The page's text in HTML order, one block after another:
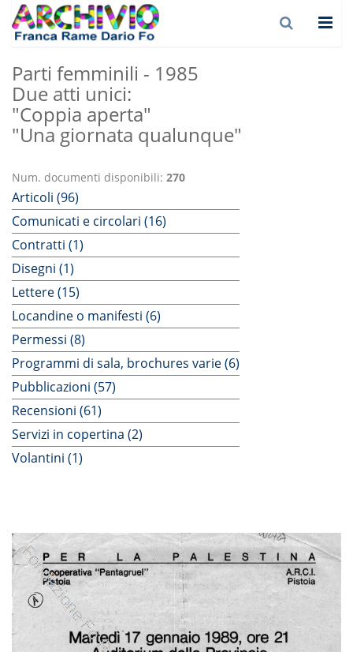
Parti femminili - 1985
Due atti unici:
"Coppia aperta"
"Una giornata qualunque"
Num. documenti disponibili: 270
Articoli (96)
Comunicati e circolari (16)
Contratti (1)
Disegni (1)
Lettere (15)
Locandine o manifesti (6)
Permessi (8)
Programmi di sala, brochures varie (6)
Pubblicazioni (57)
Recensioni (61)
Servizi in copertina (2)
Volantini (1)